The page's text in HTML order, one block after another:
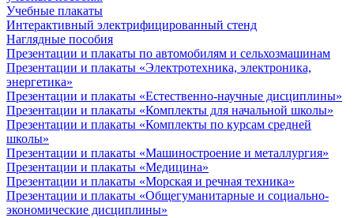
Учебные плакаты
Интерактивный электрифицированный стенд
Наглядные пособия
Презентации и плакаты по автомобилям и сельхозмашинам
Презентации и плакаты «Электротехника, электроника,
энергетика»
Презентации и плакаты «Естественно-научные дисциплины»
Презентации и плакаты «Комплекты для начальной школы»
Презентации и плакаты «Комплекты по курсам средней
школы»
Презентации и плакаты «Машиностроение и металлургия»
Презентации и плакаты «Медицина»
Презентации и плакаты «Морская и речная техника»
Презентации и плакаты «Общегуманитарные и социально-
экономические дисциплины»